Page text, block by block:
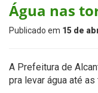
Água nas
Publicado em 15 de
A Prefeitura de
pra levar água até